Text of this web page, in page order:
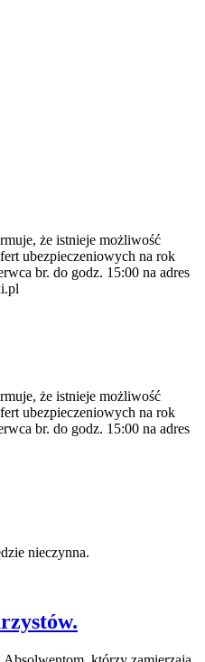
że istnieje możliwość
ubezpieczeniowych na rok
br. do godz. 15:00 na adres
że istnieje możliwość
ubezpieczeniowych na rok
br. do godz. 15:00 na adres
nieczynna.